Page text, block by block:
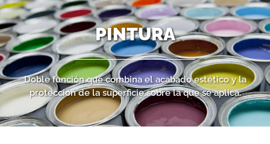
PINTURA
Doble función que combina el acabado estético y la
protección de la superficie sobre la que se aplica.